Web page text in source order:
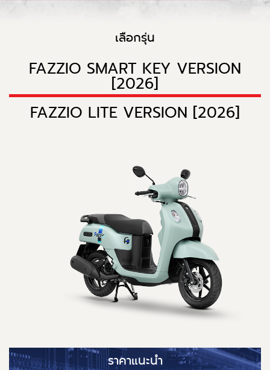
เลือกรุ่น
FAZZIO SMART KEY VERSION
[2026]
FAZZIO LITE VERSION [2026]
ราคาแนะนำ